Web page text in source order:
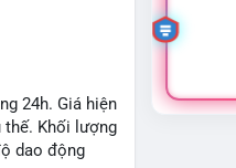
24h. Giá hiện
thế. Khối lượng
dao động